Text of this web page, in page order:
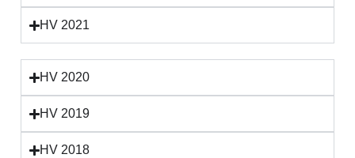
HV 2021
HV 2020
HV 2019
HV 2018